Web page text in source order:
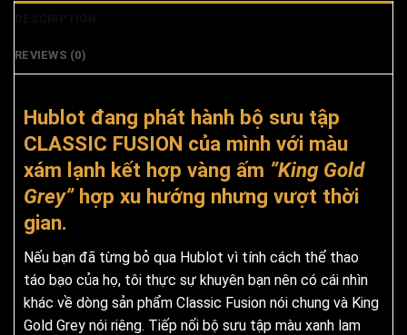
REVIEWS (0)
Hublot đang phát hành bộ sưu tập
CLASSIC FUSION của mình với màu
xám lạnh kết hợp vàng ấm ”King Gold
Grey”hợp xu hướng nhưng vượt thời
gian.
Nếu bạn đã từng bỏ qua Hublot vì tính cách thể thao
táo bạo của họ, tôi thực sự khuyên bạn nên có cái nhìn
khác về dòng sản phẩm Classic Fusion nói chung và King
Gold Grey nói riêng. Tiếp nối bộ sưu tập màu xanh lam